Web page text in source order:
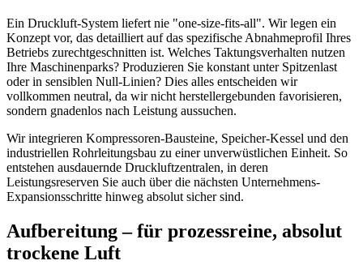
Ein Druckluft-System liefert nie "one-size-fits-all". Wir legen ein
Konzept vor, das detailliert auf das spezifische Abnahmeprofil Ihres
Betriebs zurechtgeschnitten ist. Welches Taktungsverhalten nutzen
Ihre Maschinenparks? Produzieren Sie konstant unter Spitzenlast
oder in sensiblen Null-Linien? Dies alles entscheiden wir
vollkommen neutral, da wir nicht herstellergebunden favorisieren,
sondern gnadenlos nach Leistung aussuchen.
Wir integrieren Kompressoren-Bausteine, Speicher-Kessel und den
industriellen Rohrleitungsbau zu einer unverwüstlichen Einheit. So
entstehen ausdauernde Druckluftzentralen, in deren
Leistungsreserven Sie auch über die nächsten Unternehmens-
Expansionsschritte hinweg absolut sicher sind.
Aufbereitung – für prozessreine, absolut
trockene Luft